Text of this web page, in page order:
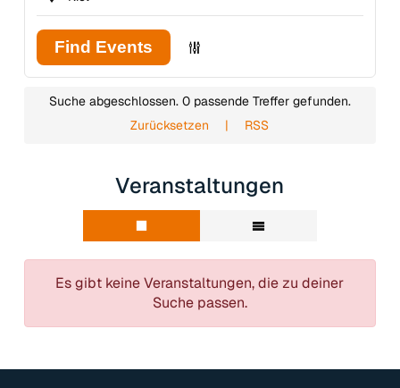
Find Events
Suche abgeschlossen. 0 passende Treffer gefunden.
Zurücksetzen
| RSS
Veranstaltungen
Es gibt keine Veranstaltungen, die zu deiner
Suche passen.